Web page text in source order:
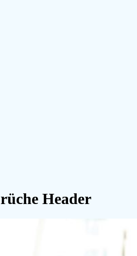
Header